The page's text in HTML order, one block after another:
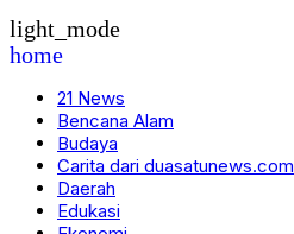
light_mode
home
21 News
Bencana Alam
Budaya
Carita dari duasatunews.com
Daerah
Edukasi